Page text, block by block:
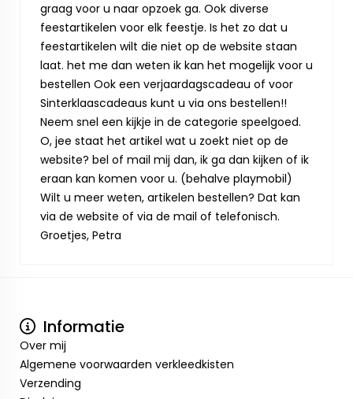
graag voor u naar opzoek ga. Ook diverse
feestartikelen voor elk feestje. Is het zo dat u
feestartikelen wilt die niet op de website staan
laat. het me dan weten ik kan het mogelijk voor u
bestellen Ook een verjaardagscadeau of voor
Sinterklaascadeaus kunt u via ons bestellen!!
Neem snel een kijkje in de categorie speelgoed.
O, jee staat het artikel wat u zoekt niet op de
website? bel of mail mij dan, ik ga dan kijken of ik
eraan kan komen voor u. (behalve playmobil)
Wilt u meer weten, artikelen bestellen? Dat kan
via de website of via de mail of telefonisch.
Groetjes, Petra
Informatie
Over mij
Algemene voorwaarden verkleedkisten
Verzending